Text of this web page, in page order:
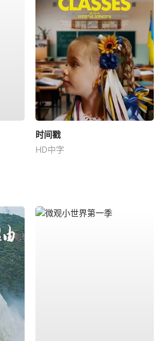
时间戳
HD中字